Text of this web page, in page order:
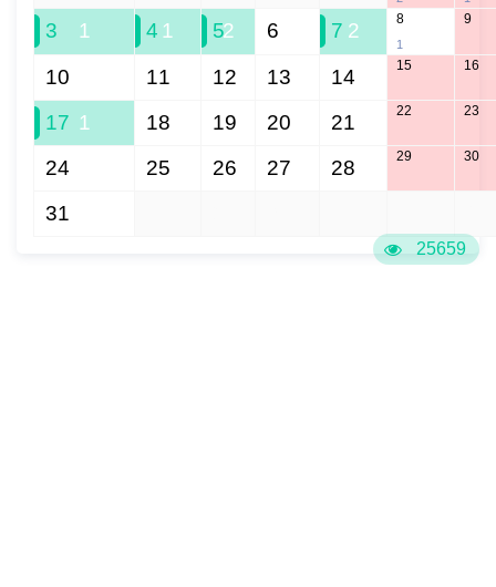
25659
3 1 4 1 52 6 7 2 8
1
9
10 11 12 13 14 15 16
17 1 18 19 20 21 22 23
24 25 26 27 28 29 30
31